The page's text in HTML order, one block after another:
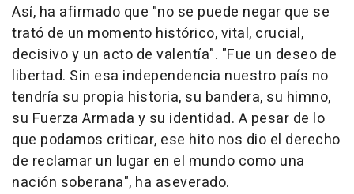
Así, ha afirmado que "no se puede negar que se
trató de un momento histórico, vital, crucial,
decisivo y un acto de valentía". "Fue un deseo de
libertad. Sin esa independencia nuestro país no
tendría su propia historia, su bandera, su himno,
su Fuerza Armada y su identidad. A pesar de lo
que podamos criticar, ese hito nos dio el derecho
de reclamar un lugar en el mundo como una
nación soberana", ha aseverado.